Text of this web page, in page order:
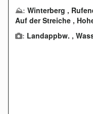
⛰: Winterberg ,
Auf der Streiche ,
: Landappbw. ,